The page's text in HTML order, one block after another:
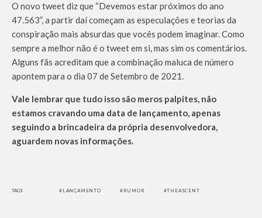
O novo tweet diz que “Devemos estar próximos do ano
47.563”, a partir daí começam as especulações e teorias da
conspiração mais absurdas que vocês podem imaginar. Como
sempre a melhor não é o tweet em si, mas sim os comentários.
Alguns fãs acreditam que a combinação maluca de número
apontem para o dia 07 de Setembro de 2021.
Vale lembrar que tudo isso são meros palpites, não
estamos cravando uma data de lançamento, apenas
seguindo a brincadeira da própria desenvolvedora,
aguardem novas informações.
TAGS LANÇAMENTO RUMOR THEASCENT